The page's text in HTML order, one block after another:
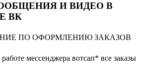
И ВИДЕО В
ВК
ПО ОФОРМЛЕНИЮ ЗАКАЗОВ
мессенджера вотсап* все заказы